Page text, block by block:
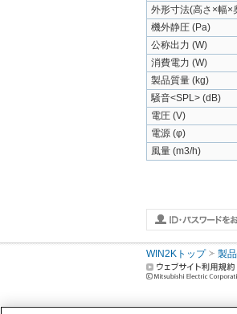
外形寸法(高さ×幅×
機外静圧 (Pa)
公称出力 (W)
消費電力 (W)
製品質量 (kg)
騒音<SPL> (dB)
電圧 (V)
電源 (φ)
風量 (m3/h)
WIN2Kトップ 製